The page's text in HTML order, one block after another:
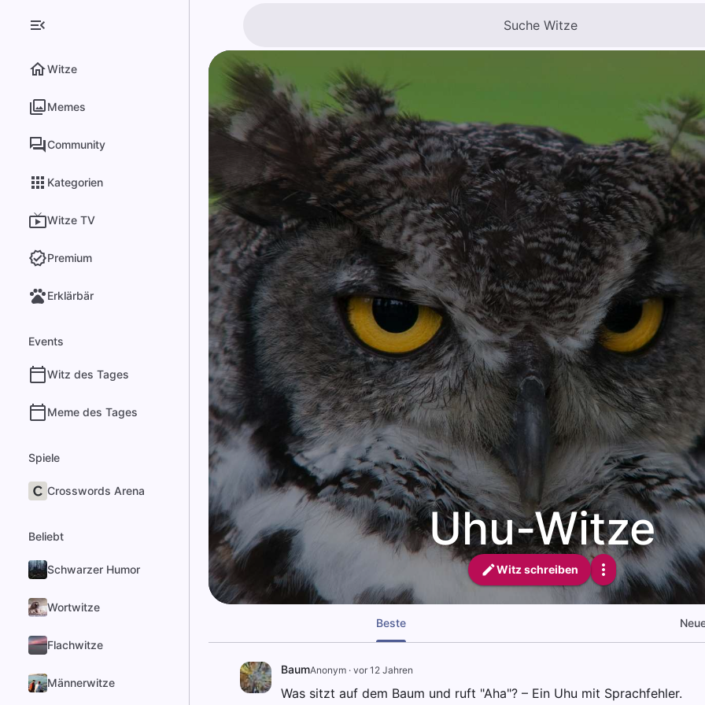
Witze
Memes
Community
Kategorien
Witze TV
Premium
Erklärbär
Events
Witz des Tages
Meme des Tages
Spiele
Crosswords Arena
Beliebt
Schwarzer Humor
Wortwitze
Flachwitze
Männerwitze
Uhu-Witze
Witz schreiben
Beste
BaumAnonym· vor 12 Jahren
Was sitzt auf dem Baum und ruft "Aha"? – Ein Uhu mit Sprachfehler.